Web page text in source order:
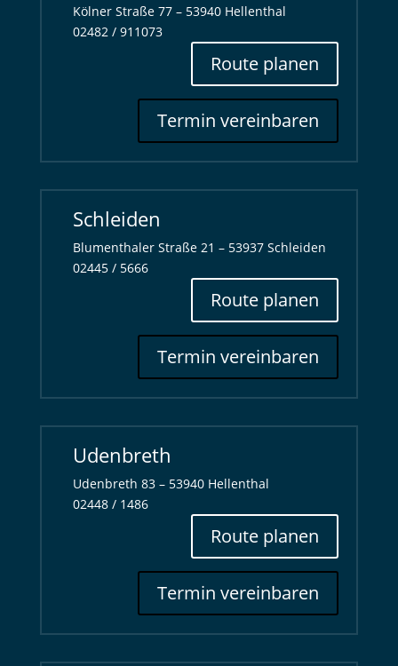
Kölner Straße 77 – 53940 Hellenthal
02482 / 911073
Route planen
Termin vereinbaren
Schleiden
Blumenthaler Straße 21 – 53937 Schleiden
02445 / 5666
Route planen
Termin vereinbaren
Udenbreth
Udenbreth 83 – 53940 Hellenthal
02448 / 1486
Route planen
Termin vereinbaren